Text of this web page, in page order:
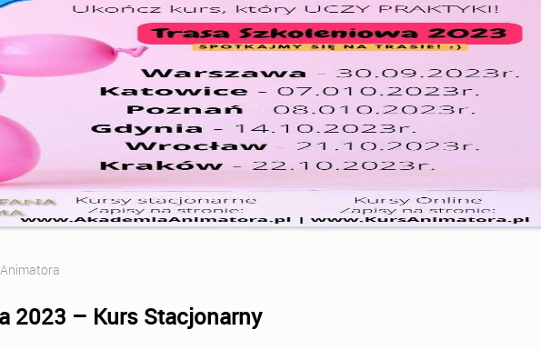
2023 – Kurs Stacjonarny